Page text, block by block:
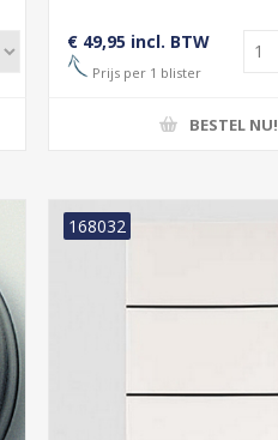
€ 49,95 incl. BTW
Prijs per 1 blister
BESTEL NU!
168032